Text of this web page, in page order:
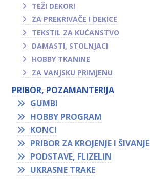
TEŽI DEKORI
ZA PREKRIVAČE I DEKICE
TEKSTIL ZA KUĆANSTVO
DAMASTI, STOLNJACI
HOBBY TKANINE
ZA VANJSKU PRIMJENU
PRIBOR, POZAMANTERIJA
GUMBI
HOBBY PROGRAM
KONCI
PRIBOR ZA KROJENJE I ŠIVANJE
PODSTAVE, FLIZELIN
UKRASNE TRAKE